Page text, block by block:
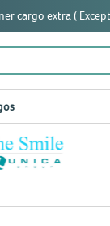
cargo extra (